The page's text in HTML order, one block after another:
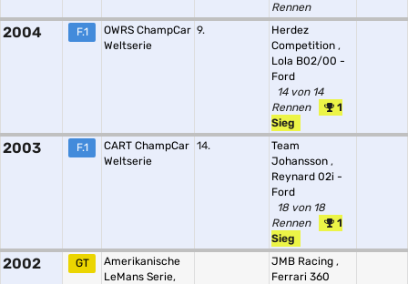
Rennen
2004 F.1
OWRS ChampCar
Weltserie
9.
Herdez
Competition ,
Lola B02/00 -
Ford
14 von 14
Rennen
1
Sieg
2003 F.1
CART ChampCar
Weltserie
14.
Team
Johansson ,
Reynard 02i -
Ford
18 von 18
Rennen
1
Sieg
2002 GT
Amerikanische
LeMans Serie,
JMB Racing ,
Ferrari 360